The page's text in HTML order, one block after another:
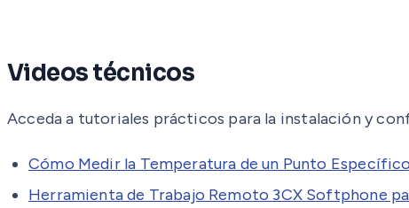
Videos técnicos
Acceda a tutoriales prácticos para la instalación y
Cómo Medir la Temperatura de un Punto Específico
Herramienta de Trabajo Remoto 3CX Softphone